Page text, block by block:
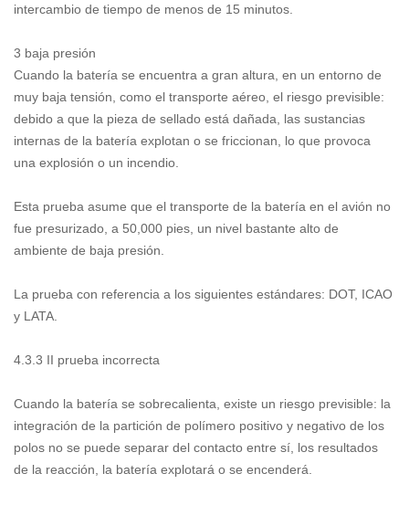
intercambio de tiempo de menos de 15 minutos.
3 baja presión
Cuando la batería se encuentra a gran altura, en un entorno de
muy baja tensión, como el transporte aéreo, el riesgo previsible:
debido a que la pieza de sellado está dañada, las sustancias
internas de la batería explotan o se friccionan, lo que provoca
una explosión o un incendio.
Esta prueba asume que el transporte de la batería en el avión no
fue presurizado, a 50,000 pies, un nivel bastante alto de
ambiente de baja presión.
La prueba con referencia a los siguientes estándares: DOT, ICAO
y LATA.
4.3.3 II prueba incorrecta
Cuando la batería se sobrecalienta, existe un riesgo previsible: la
integración de la partición de polímero positivo y negativo de los
polos no se puede separar del contacto entre sí, los resultados
de la reacción, la batería explotará o se encenderá.